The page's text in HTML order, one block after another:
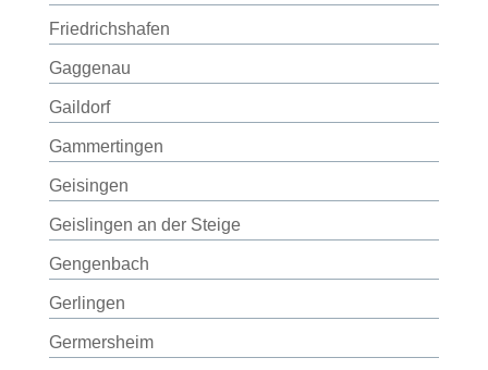
Friedrichshafen
Gaggenau
Gaildorf
Gammertingen
Geisingen
Geislingen an der Steige
Gengenbach
Gerlingen
Germersheim